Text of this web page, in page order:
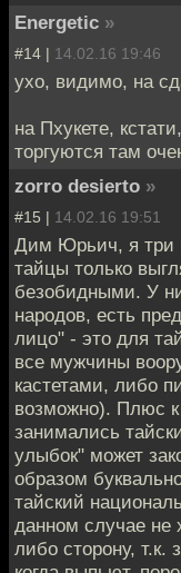
Energetic »
#14 | 14.02.16 19:46
ухо, видимо, на
на Пхукете,
торгуются там
zorro desierto »
#15 | 14.02.16 19:51
Дим Юрьич, я три
тайцы только
безобидными. У
народов, есть
лицо" - это для
все мужчины
кастетами, либо
возможно). Плюс к
занимались
улыбок" может
образом
тайский
данном случае не
либо сторону,